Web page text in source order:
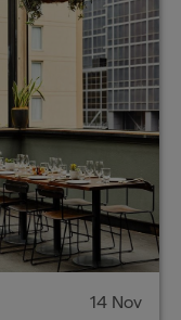
14 Nov